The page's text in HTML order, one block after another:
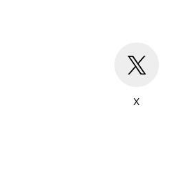
X